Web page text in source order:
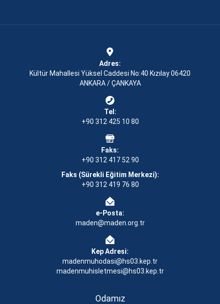
Adres:
Kültür Mahallesi Yüksel Caddesi No:40 Kızılay 06420
ANKARA / ÇANKAYA
Tel:
+90 312 425 10 80
Faks:
+90 312 417 52 90
Faks (Sürekli Eğitim Merkezi):
+90 312 419 76 80
e-Posta:
maden@maden.org.tr
Kep Adresi:
madenmuhodasi@hs03.kep.tr
madenmuhisletmesi@hs03.kep.tr
Odamız